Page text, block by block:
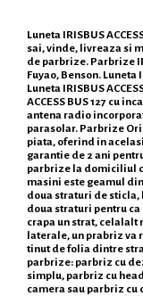
Luneta IRISBUS
sai, vinde, livreaza si
de parbrize. Parbrize
Fuyao, Benson. Luneta
Luneta IRISBUS
ACCESS BUS 127 cu
antena radio
parasolar. Parbrize
piata, oferind in
garantie de 2 ani
parbrize la domiciliul
masini este geamul
doua straturi de sticla,
doua straturi pentru ca
crapa un strat, celalalt
laterale, un prabriz va
tinut de folia dintre
parbrize: parbriz cu
simplu, parbriz cu
camera sau parbriz cu